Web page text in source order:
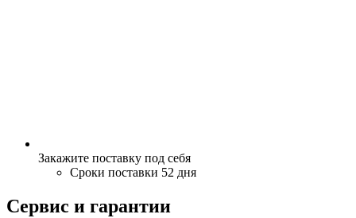
Закажите поставку под себя
Сроки поставки 52 дня
Сервис и гарантии